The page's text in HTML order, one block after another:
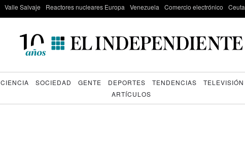
Valle Salvaje Reactores nucleares Europa Venezuela Comercio electrónico Ceuta
CIENCIA SOCIEDAD GENTE DEPORTES TENDENCIAS TELEVISIÓN
ARTÍCULOS